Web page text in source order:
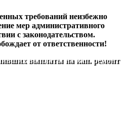
требований неизбежно
мер административного
с законодательством.
от ответственности!
выплаты на кап. ремонт